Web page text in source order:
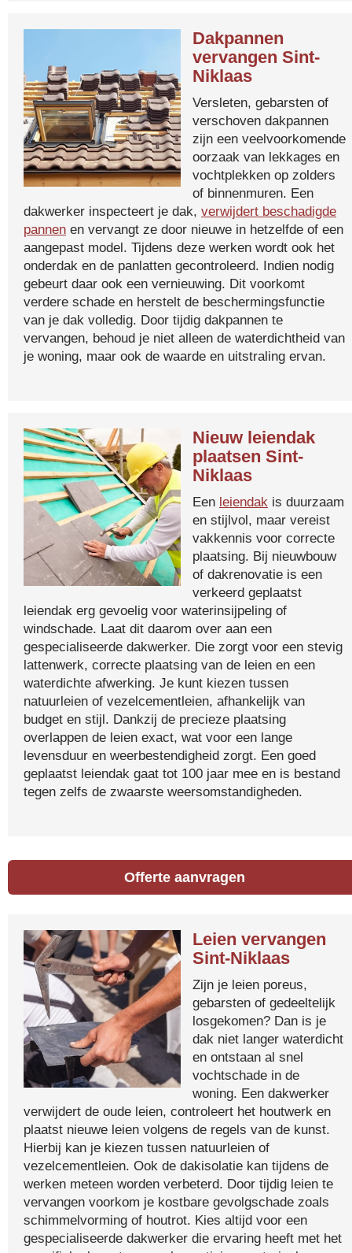
Dakpannen
vervangen Sint-
Niklaas
Versleten, gebarsten of
verschoven dakpannen
zijn een veelvoorkomende
oorzaak van lekkages en
vochtplekken op zolders
of binnenmuren. Een
dakwerker inspecteert je dak, verwijdert beschadigde
pannen en vervangt ze door nieuwe in hetzelfde of een
aangepast model. Tijdens deze werken wordt ook het
onderdak en de panlatten gecontroleerd. Indien nodig
gebeurt daar ook een vernieuwing. Dit voorkomt
verdere schade en herstelt de beschermingsfunctie
van je dak volledig. Door tijdig dakpannen te
vervangen, behoud je niet alleen de waterdichtheid van
je woning, maar ook de waarde en uitstraling ervan.
Nieuw leiendak
plaatsen Sint-
Niklaas
Een leiendak is duurzaam
en stijlvol, maar vereist
vakkennis voor correcte
plaatsing. Bij nieuwbouw
of dakrenovatie is een
verkeerd geplaatst
leiendak erg gevoelig voor waterinsijpeling of
windschade. Laat dit daarom over aan een
gespecialiseerde dakwerker. Die zorgt voor een stevig
lattenwerk, correcte plaatsing van de leien en een
waterdichte afwerking. Je kunt kiezen tussen
natuurleien of vezelcementleien, afhankelijk van
budget en stijl. Dankzij de precieze plaatsing
overlappen de leien exact, wat voor een lange
levensduur en weerbestendigheid zorgt. Een goed
geplaatst leiendak gaat tot 100 jaar mee en is bestand
tegen zelfs de zwaarste weersomstandigheden.
Offerte aanvragen
Leien vervangen
Sint-Niklaas
Zijn je leien poreus,
gebarsten of gedeeltelijk
losgekomen? Dan is je
dak niet langer waterdicht
en ontstaan al snel
vochtschade in de
woning. Een dakwerker
verwijdert de oude leien, controleert het houtwerk en
plaatst nieuwe leien volgens de regels van de kunst.
Hierbij kan je kiezen tussen natuurleien of
vezelcementleien. Ook de dakisolatie kan tijdens de
werken meteen worden verbeterd. Door tijdig leien te
vervangen voorkom je kostbare gevolgschade zoals
schimmelvorming of houtrot. Kies altijd voor een
gespecialiseerde dakwerker die ervaring heeft met het